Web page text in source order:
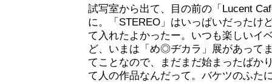
試写室から出て、目の前の「Lucent
に。「STEREO」はいっぱいだったけ
て入れたよかったー。いつも楽しいイ
ど、いまは「め◎ヂカラ」展があって
てことなので、まだまだ始まったばか
て人の作品なんだって。バケツのふた